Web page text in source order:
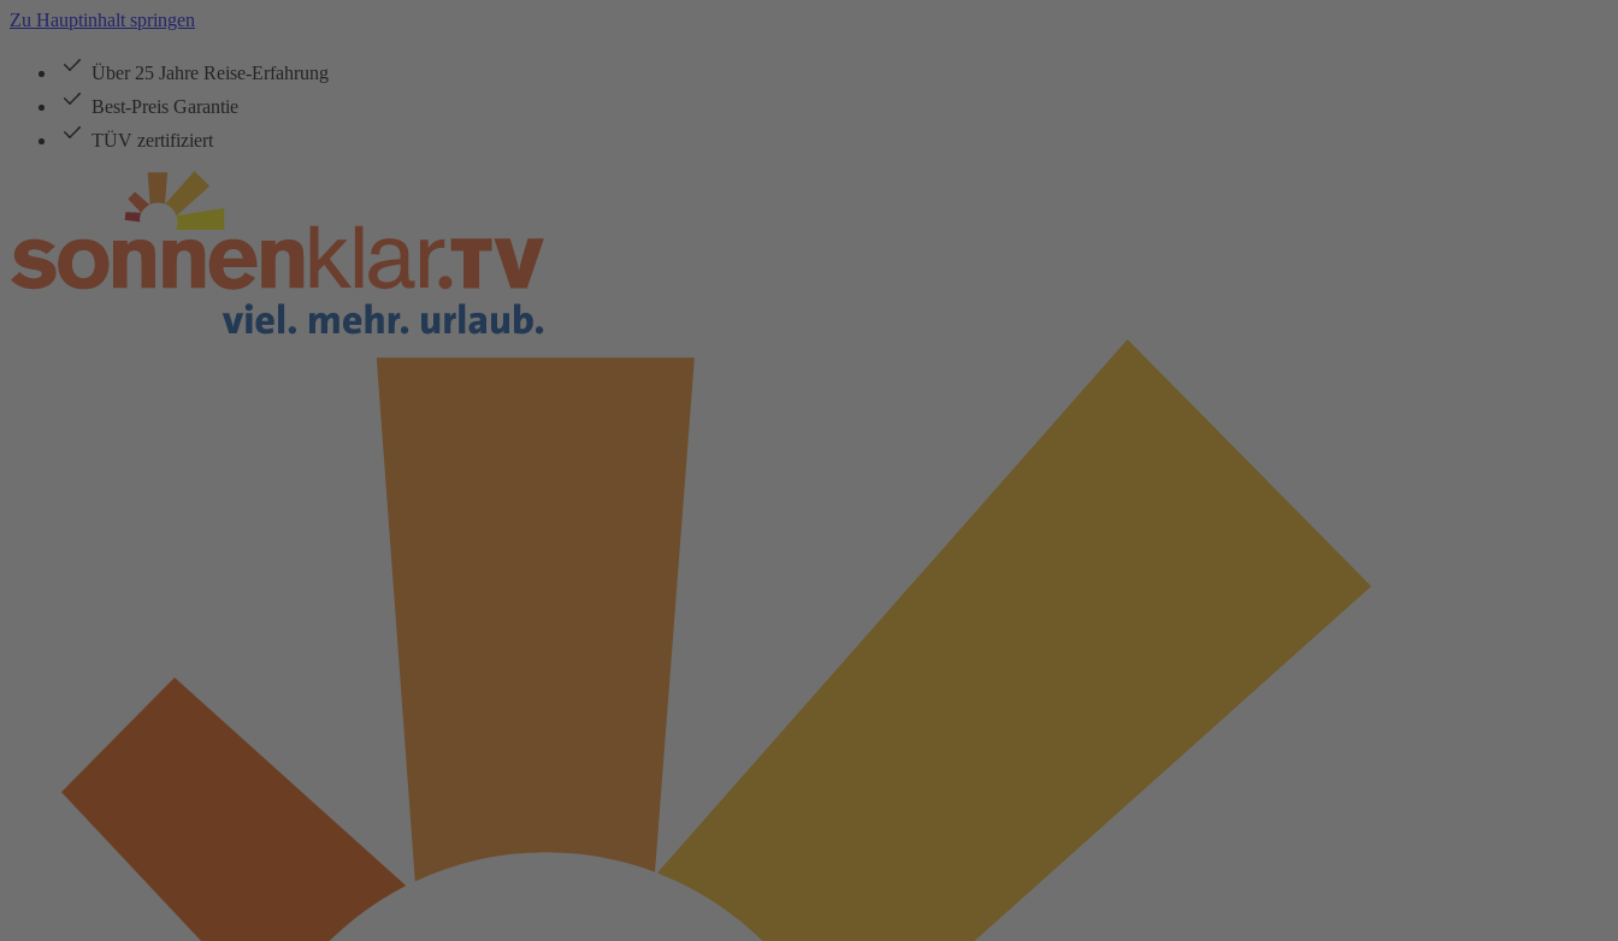
Zu Hauptinhalt springen
Über 25 Jahre Reise-Erfahrung
Best-Preis Garantie
TÜV zertifiziert